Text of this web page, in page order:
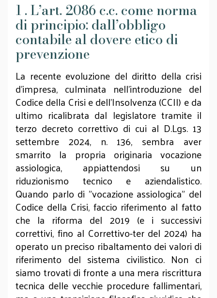
1 . L’art. 2086 c.c. come norma
di principio: dall’obbligo
contabile al dovere etico di
prevenzione
La recente evoluzione del diritto della crisi
d'impresa, culminata nell'introduzione del
Codice della Crisi e dell'Insolvenza (CCII) e da
ultimo ricalibrata dal legislatore tramite il
terzo decreto correttivo di cui al D.Lgs. 13
settembre 2024, n. 136, sembra aver
smarrito la propria originaria vocazione
assiologica, appiattendosi su un
riduzionismo tecnico e aziendalistico.
Quando parlo di "vocazione assiologica" del
Codice della Crisi, faccio riferimento al fatto
che la riforma del 2019 (e i successivi
correttivi, fino al Correttivo-ter del 2024) ha
operato un preciso ribaltamento dei valori di
riferimento del sistema civilistico. Non ci
siamo trovati di fronte a una mera riscrittura
tecnica delle vecchie procedure fallimentari,